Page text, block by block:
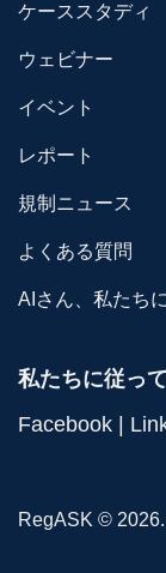
ケーススタディ
ウェビナー
イベント
レポート
規制ニュース
よくある質問
AIさん、私たち
私たちに従っ
Facebook
RegASK ©